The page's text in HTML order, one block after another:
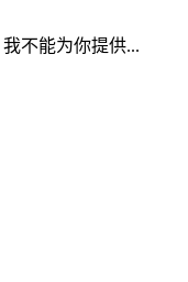
不能为你提供...